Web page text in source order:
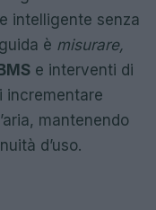
intelligente senza
è misurare,
BMS e interventi di
incrementare
mantenendo
d’uso.